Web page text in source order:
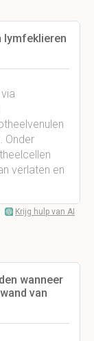
lymfeklieren
Onder
verlaten en
Krijg hulp van AI
wanneer
van